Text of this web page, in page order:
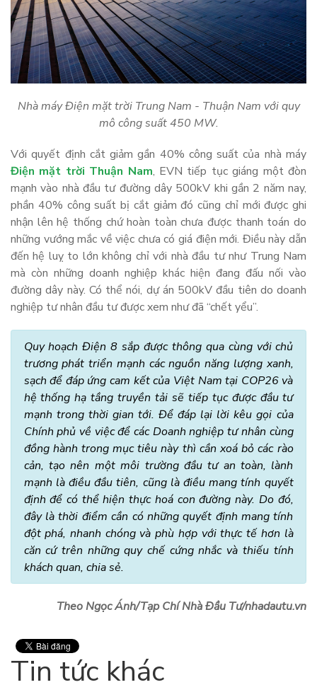
Nhà máy Điện mặt trời Trung Nam - Thuận Nam với quy
mô công suất 450 MW.
Với quyết định cắt giảm gần 40% công suất của nhà máy
Điện mặt trời Thuận Nam, EVN tiếp tục giáng một đòn
mạnh vào nhà đầu tư đường dây 500kV khi gần 2 năm nay,
phần 40% công suất bị cắt giảm đó cũng chỉ mới được ghi
nhận lên hệ thống chứ hoàn toàn chưa được thanh toán do
những vướng mắc về việc chưa có giá điện mới. Điều này dẫn
đến hệ luỵ to lớn không chỉ với nhà đầu tư như Trung Nam
mà còn những doanh nghiệp khác hiện đang đấu nối vào
đường dây này. Có thể nói, dự án 500kV đầu tiên do doanh
nghiệp tư nhân đầu tư được xem như đã “chết yểu”.
Quy hoạch Điện 8 sắp được thông qua cùng với chủ
trương phát triển mạnh các nguồn năng lượng xanh,
sạch để đáp ứng cam kết của Việt Nam tại COP26 và
hệ thống hạ tầng truyền tải sẽ tiếp tục được đầu tư
mạnh trong thời gian tới. Để đáp lại lời kêu gọi của
Chính phủ về việc để các Doanh nghiệp tư nhân cùng
đồng hành trong mục tiêu này thì cần xoá bỏ các rào
cản, tạo nên một môi trường đầu tư an toàn, lành
mạnh là điều đầu tiên, cũng là điều mang tính quyết
định để có thể hiện thực hoá con đường này. Do đó,
đây là thời điểm cần có những quyết định mang tính
đột phá, nhanh chóng và phù hợp với thực tế hơn là
căn cứ trên những quy chế cứng nhắc và thiếu tính
khách quan, chia sẻ.
Theo Ngọc Ánh/Tạp Chí Nhà Đầu Tư/nhadautu.vn
Tin tức khác